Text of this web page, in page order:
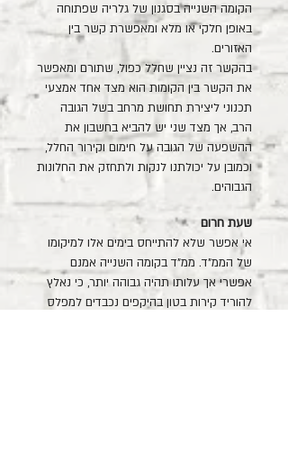
הקומה השנייה בסגנון של גלריה שפתוחה
באופן חלקי או מלא ומאפשרת קשר בין
האזורים.
בהקשר זה נציין שחלל כפול, שתורם ומאפשר
את הקשר בין הקומות הוא מצד אחד אמצעי
תכנוני ליצירת תחושת מרחב בשל הגובה
הרב, אך מצד שני יש להביא בחשבון את
ההשפעה של הגובה על חימום וקירור החלל,
וכמובן על יכולתנו לנקות ולתחזק את החלונות
הגבוהים.
שעת חרום
אי אפשר שלא להתייחס בימים אלו למיקומו
של הממ"ד. ממ"ד בקומה השנייה אמנם
אפשרי אך עלותו תהיה גבוהה יותר, כי נאלץ
להוריד קירות בטון בהיקפים נכבדים למפלס